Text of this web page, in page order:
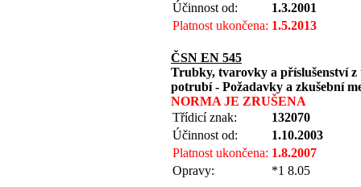
Účinnost od:
1.3.2001
Platnost ukončena: 1.5.2013
ČSN EN 545
Trubky, tvarovky a příslušenství
potrubí - Požadavky a zkušební
NORMA JE ZRUŠENA
Třídicí znak:
132070
Účinnost od:
1.10.2003
Platnost ukončena: 1.8.2007
Opravy:
*1 8.05